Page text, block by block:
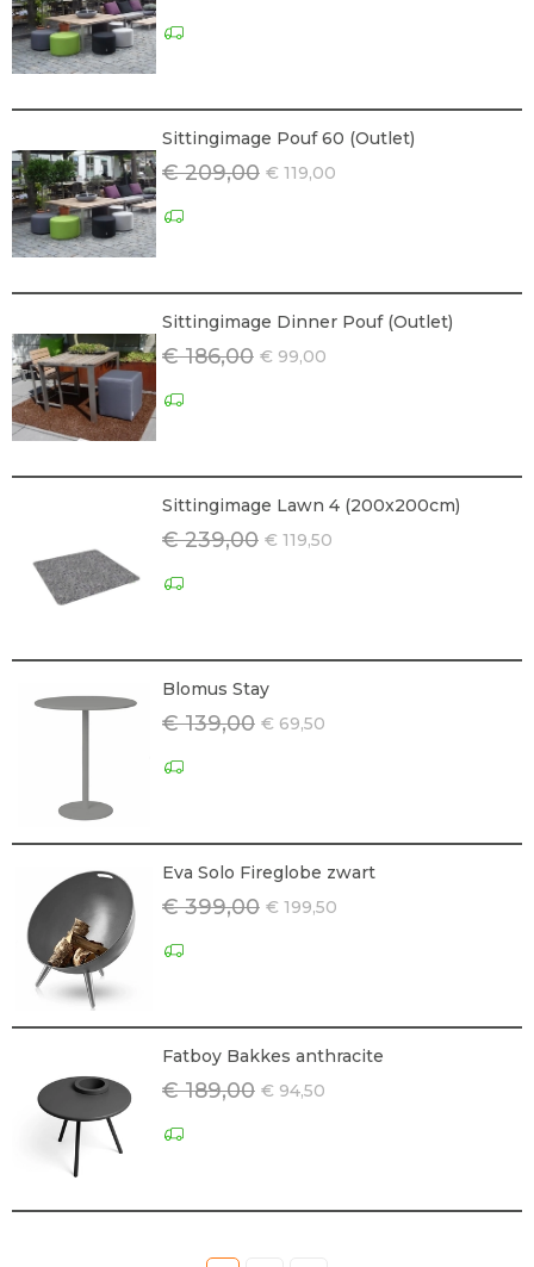
Sittingimage Pouf 60 (Outlet)
€ 209,00 € 119,00
Sittingimage Dinner Pouf (Outlet)
€ 186,00 € 99,00
Sittingimage Lawn 4 (200x200cm)
€ 239,00 € 119,50
Blomus Stay
€ 139,00 € 69,50
Eva Solo Fireglobe zwart
€ 399,00 € 199,50
Fatboy Bakkes anthracite
€ 189,00 € 94,50